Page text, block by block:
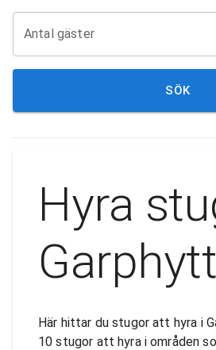
Antal gäster
SÖK
Hyra
Här hittar du stugor att hyra i
10 stugor att hyra i områden